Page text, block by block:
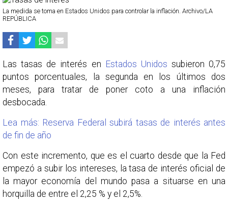
La medida se toma en Estados Unidos para controlar la inflación. Archivo/LA
REPÚBLICA
Las tasas de interés en Estados Unidos subieron 0,75
puntos porcentuales, la segunda en los últimos dos
meses, para tratar de poner coto a una inflación
desbocada.
Lea más: Reserva Federal subirá tasas de interés antes
de fin de año
Con este incremento, que es el cuarto desde que la Fed
empezó a subir los intereses, la tasa de interés oficial de
la mayor economía del mundo pasa a situarse en una
horquilla de entre el 2,25 % y el 2,5%.